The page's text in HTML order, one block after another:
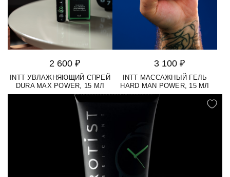
2 600 ₽
INTT УВЛАЖНЯЮЩИЙ СПРЕЙ
DURA MAX POWER, 15 МЛ
3 100 ₽
INTT МАССАЖНЫЙ ГЕЛЬ
HARD MAN POWER, 15 МЛ